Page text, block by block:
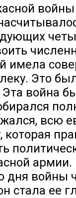
имела
Это
война
всю
армии.
дня войны
стала ее